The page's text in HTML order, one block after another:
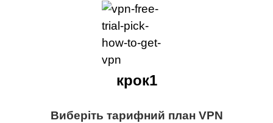
Виберіть тарифний план VPN
крок1